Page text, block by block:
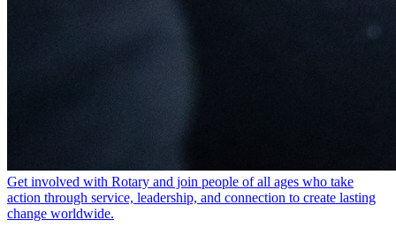
Get involved with Rotary and join people of all ages who take
action through service, leadership, and connection to create lasting
change worldwide.